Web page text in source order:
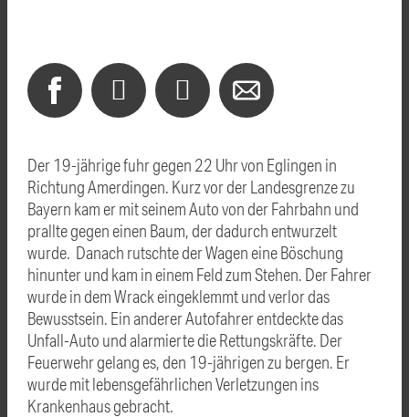
Der 19-jährige fuhr gegen 22 Uhr von Eglingen in
Richtung Amerdingen. Kurz vor der Landesgrenze zu
Bayern kam er mit seinem Auto von der Fahrbahn und
prallte gegen einen Baum, der dadurch entwurzelt
wurde. Danach rutschte der Wagen eine Böschung
hinunter und kam in einem Feld zum Stehen. Der Fahrer
wurde in dem Wrack eingeklemmt und verlor das
Bewusstsein. Ein anderer Autofahrer entdeckte das
Unfall-Auto und alarmierte die Rettungskräfte. Der
Feuerwehr gelang es, den 19-jährigen zu bergen. Er
wurde mit lebensgefährlichen Verletzungen ins
Krankenhaus gebracht.